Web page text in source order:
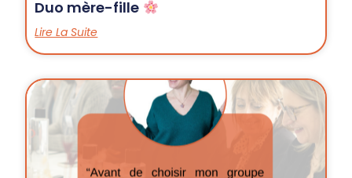
Duo mère-fille
Lire La Suite